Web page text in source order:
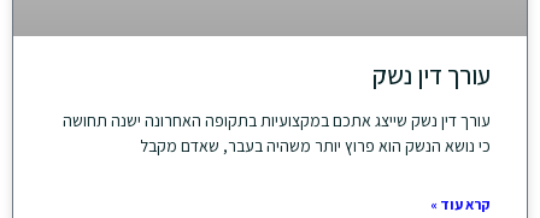
עורך דין נשק
עורך דין נשק שייצג אתכם במקצועיות בתקופה האחרונה ישנה תחושה
כי נושא הנשק הוא פרוץ יותר משהיה בעבר, שאדם מקבל
קרא עוד »